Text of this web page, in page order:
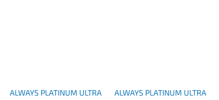
ALWAYS PLATINUM ULTRA
ALWAYS PLATINUM ULTRA